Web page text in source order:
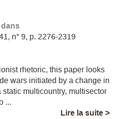
n° 9, p. 2276-2319
rhetoric, this paper looks
wars initiated by a change in
multicountry, multisector
...
Lire la suite >